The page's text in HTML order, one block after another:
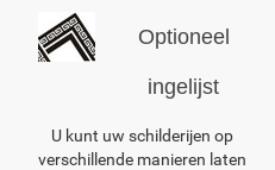
Optioneel
ingelijst
U kunt uw schilderijen op
verschillende manieren laten